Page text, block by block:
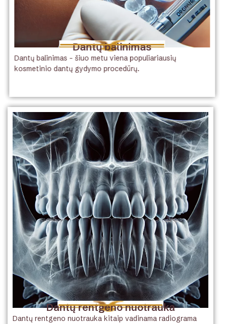
Dantų balinimas
Dantų balinimas – šiuo metu viena populiariausių
kosmetinio dantų gydymo procedūrų.
Dantų rentgeno nuotrauka
Dantų rentgeno nuotrauka kitaip vadinama radiograma